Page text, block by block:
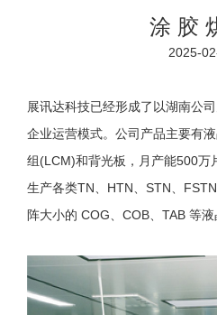
涂 胶
2025-
展讯达科技已经形成了以湖南公
企业运营模式。公司产品主要有
组(LCM)和背光板，月产能500万
生产各类TN、HTN、STN、
阵大小的 COG、COB、TAB 等液